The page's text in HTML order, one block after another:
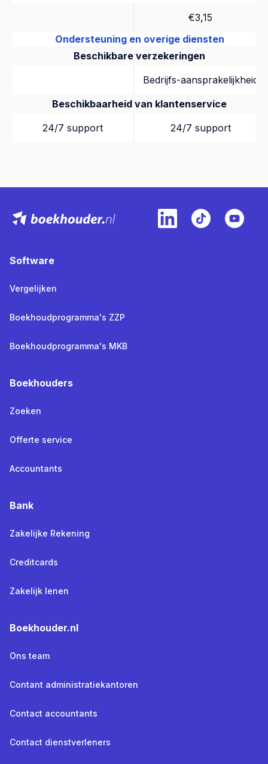
€3,15
Ondersteuning en overige diensten
Beschikbare verzekeringen
Bedrijfs-aansprakelijkheid
Beschikbaarheid van klantenservice
24/7 support
24/7 support
Software
Vergelijken
Boekhoudprogramma's ZZP
Boekhoudprogramma's MKB
Boekhouders
Zoeken
Offerte service
Accountants
Bank
Zakelijke Rekening
Creditcards
Zakelijk lenen
Boekhouder.nl
Ons team
Contant administratiekantoren
Contact accountants
Contact dienstverleners